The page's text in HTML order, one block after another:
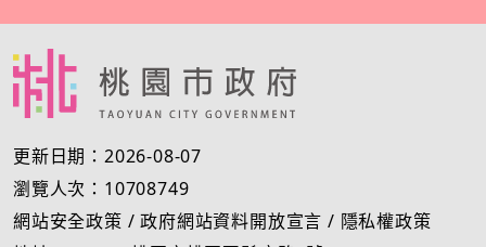
更新日期：2026-08-07
瀏覽人次：10708749
網站安全政策 /政府網站資料開放宣言 / 隱私權政策